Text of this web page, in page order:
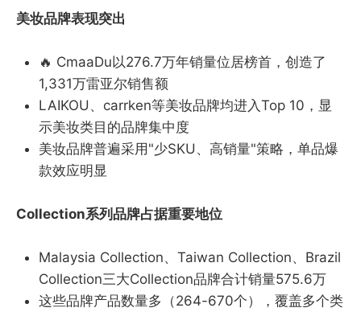
美妆品牌表现突出
🔥 CmaaDu以276.7万年销量位居榜首，创造了
1,331万雷亚尔销售额
LAIKOU、carrken等美妆品牌均进入Top 10，显
示美妆类目的品牌集中度
美妆品牌普遍采用"少SKU、高销量"策略，单品爆
款效应明显
Collection系列品牌占据重要地位
Malaysia Collection、Taiwan Collection、Brazil
Collection三大Collection品牌合计销量575.6万
这些品牌产品数量多（264-670个），覆盖多个类